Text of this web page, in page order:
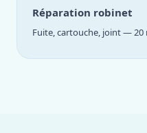
Réparation robinet
Fuite, cartouche, joint — 20